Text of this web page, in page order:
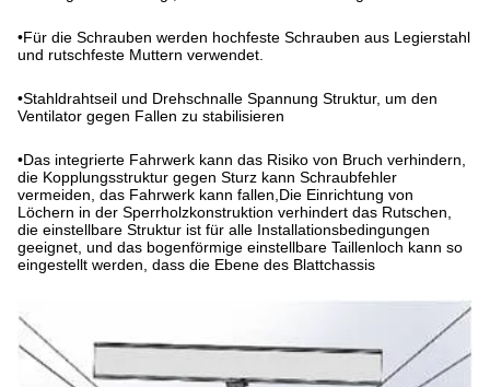
•Für die Schrauben werden hochfeste Schrauben aus Legierstahl
und rutschfeste Muttern verwendet.
•Stahldrahtseil und Drehschnalle Spannung Struktur, um den
Ventilator gegen Fallen zu stabilisieren
•Das integrierte Fahrwerk kann das Risiko von Bruch verhindern,
die Kopplungsstruktur gegen Sturz kann Schraubfehler
vermeiden, das Fahrwerk kann fallen,Die Einrichtung von
Löchern in der Sperrholzkonstruktion verhindert das Rutschen,
die einstellbare Struktur ist für alle Installationsbedingungen
geeignet, und das bogenförmige einstellbare Taillenloch kann so
eingestellt werden, dass die Ebene des Blattchassis